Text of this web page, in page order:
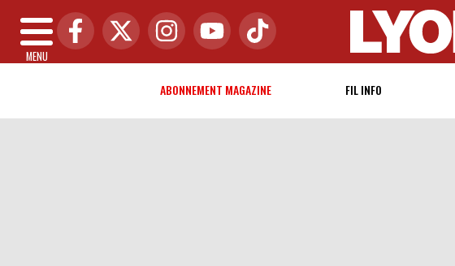
MENU
ABONNEMENT MAGAZINE FIL INFO